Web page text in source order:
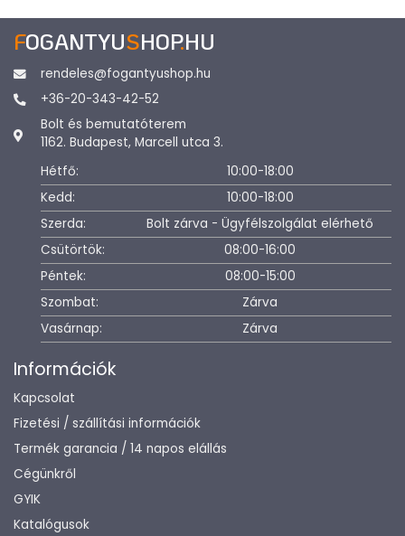
FOGANTYUSHOP.HU
rendeles@fogantyushop.hu
+36-20-343-42-52
Bolt és bemutatóterem
1162. Budapest, Marcell utca 3.
Hétfő:
10:00-18:00
Kedd:
10:00-18:00
Szerda:
Bolt zárva - Ügyfélszolgálat elérhető
Csütörtök:
08:00-16:00
Péntek:
08:00-15:00
Szombat:
Zárva
Vasárnap:
Zárva
Információk
Kapcsolat
Fizetési / szállítási információk
Termék garancia / 14 napos elállás
Cégünkről
GYIK
Katalógusok